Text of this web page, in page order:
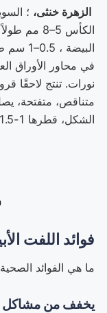
الزهرة خنثى،
الكأس
في محاور الأوراق
الشكل، قطرها 1-1.5 مم ، شبكية ناعمة وبنية داكنة.
فوائد اللفت
ما هي الفوائد
يخفف من مشاكل